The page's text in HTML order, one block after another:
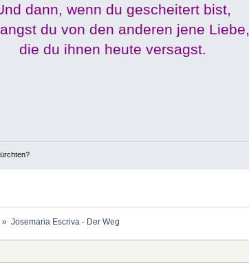
dann, wenn du gescheitert bist,
du von den anderen jene Liebe,
die du ihnen heute versagst.
» Josemaria Escriva - Der Weg